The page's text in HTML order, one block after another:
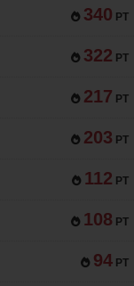
340 PT
322 PT
217 PT
203 PT
112 PT
108 PT
94 PT